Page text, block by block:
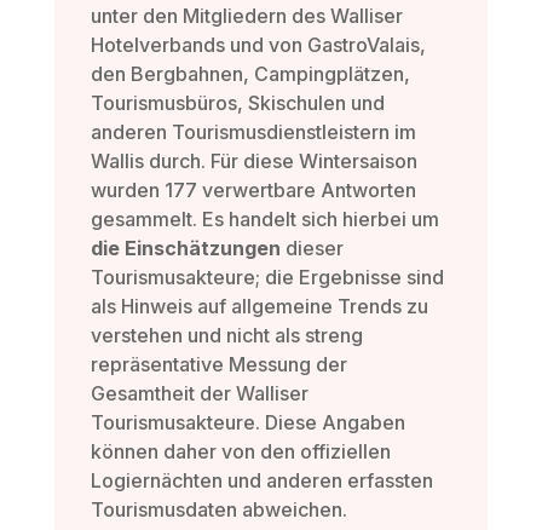
unter den Mitgliedern des Walliser
Hotelverbands und von GastroValais,
den Bergbahnen, Campingplätzen,
Tourismusbüros, Skischulen und
anderen Tourismusdienstleistern im
Wallis durch. Für diese Wintersaison
wurden 177 verwertbare Antworten
gesammelt. Es handelt sich hierbei um
die Einschätzungen dieser
Tourismusakteure; die Ergebnisse sind
als Hinweis auf allgemeine Trends zu
verstehen und nicht als streng
repräsentative Messung der
Gesamtheit der Walliser
Tourismusakteure. Diese Angaben
können daher von den offiziellen
Logiernächten und anderen erfassten
Tourismusdaten abweichen.